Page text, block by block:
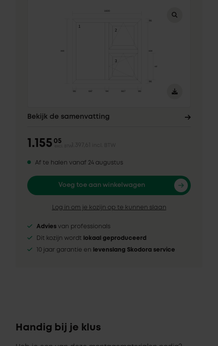
Bekijk de samenvatting
1.155 05
1.397,61 incl. BTW
Af te halen vanaf 24 augustus
Voeg toe aan winkelwagen
Log in om je kozijn op te kunnen slaan
Advies van professionals
Dit kozijn wordt lokaal geproduceerd
10 jaar garantie en levenslang Skodora service
Handig bij je klus